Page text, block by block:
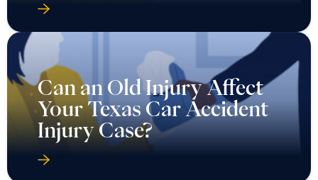
Can an Old Injury Affect
Your Texas Car Accident
Injury Case?